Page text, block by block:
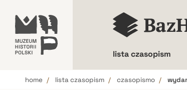
lista czasopism
home lista czasopism czasopismo